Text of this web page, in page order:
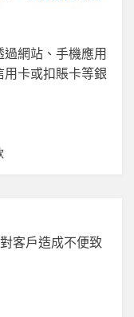
網站、手機應用
卡或扣賬卡等銀
客戶造成不便致